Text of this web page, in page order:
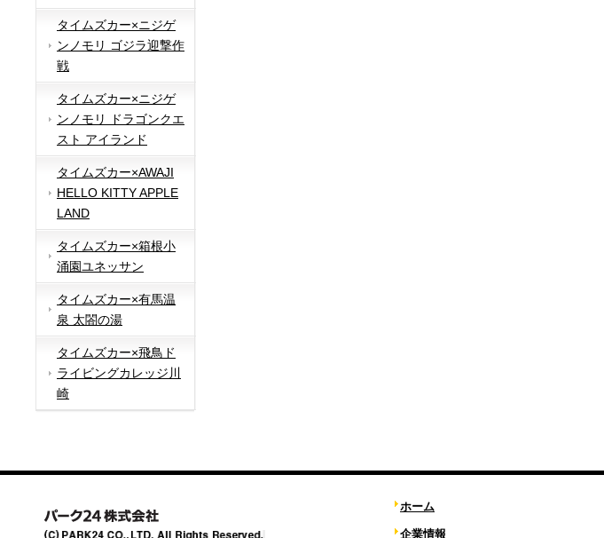
タイムズカー×ニジゲ
ンノモリ ゴジラ迎撃作
戦
タイムズカー×ニジゲ
ンノモリ ドラゴンクエ
スト アイランド
タイムズカー×AWAJI
HELLO KITTY APPLE
LAND
タイムズカー×箱根小
涌園ユネッサン
タイムズカー×有馬温
泉 太閤の湯
タイムズカー×飛鳥ド
ライビングカレッジ川
崎
ホーム
企業情報